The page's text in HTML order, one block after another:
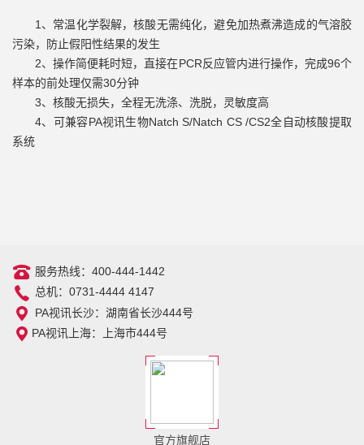
1、常温化学裂解，核酸无需纯化，避免加热煮沸造成的气溶胶
污染，防止假阳性结果的发生
2、操作简便耗时短，直接在PCR反应管内进行操作，完成96个
样本的前处理仅需30分钟
3、核酸无损失，全程无洗涤、洗脱，灵敏度高
4、可兼容PA视讯生物Natch S/Natch CS /CS2全自动核酸提取
系统
服务热线：400-444-1442
总机：0731-4444 4147
PA视讯长沙：湖南省长沙444号
PA视讯上海：上海市444号
官方旗舰店